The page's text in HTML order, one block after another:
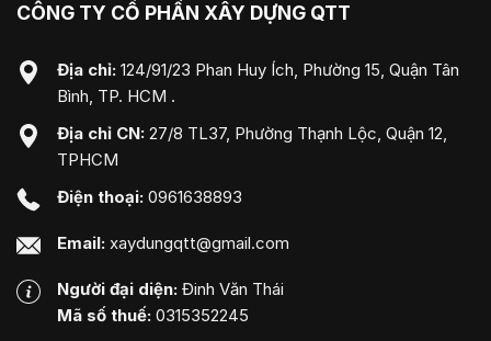
CÔNG TY CỔ PHẦN XÂY DỰNG QTT
Địa chỉ: 124/91/23 Phan Huy Ích, Phường 15, Quận Tân
Bình, TP. HCM .
Địa chỉ CN: 27/8 TL37, Phường Thạnh Lộc, Quận 12,
TPHCM
Điện thoại: 0961638893
Email: xaydungqtt@gmail.com
Người đại diện: Đinh Văn Thái
Mã số thuế: 0315352245